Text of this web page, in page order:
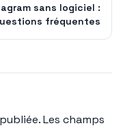
sans logiciel :
fréquentes
Les champs